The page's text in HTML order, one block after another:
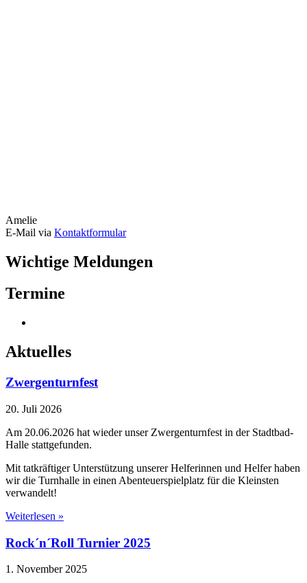
Amelie
E-Mail via Kontaktformular
Wichtige Meldungen
Termine
Aktuelles
Zwergenturnfest
20. Juli 2026
Am 20.06.2026 hat wieder unser Zwergenturnfest in der Stadtbad-
Halle stattgefunden.
Mit tatkräftiger Unterstützung unserer Helferinnen und Helfer haben
wir die Turnhalle in einen Abenteuerspielplatz für die Kleinsten
verwandelt!
Weiterlesen »
Rock´n´Roll Turnier 2025
1. November 2025